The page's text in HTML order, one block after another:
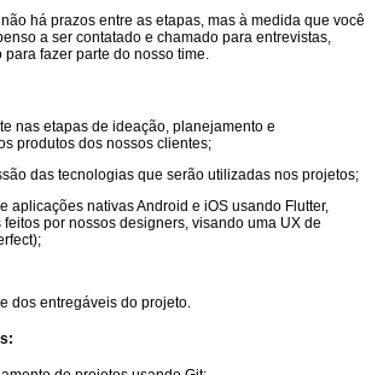
há prazos entre as etapas, mas à medida que você
a ser contatado e chamado para entrevistas,
fazer parte do nosso time.
nas etapas de ideação, planejamento e
produtos dos nossos clientes;
das tecnologias que serão utilizadas nos projetos;
aplicações nativas Android e iOS usando Flutter,
por nossos designers, visando uma UX de
dos entregáveis do projeto.